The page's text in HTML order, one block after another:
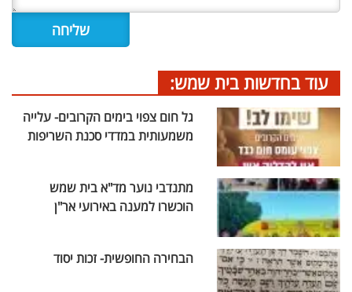
עוד בחדשות בית שמש:
גל חום צפוי בימים הקרובים- עלייה
משמעותית במדדי סכנת השריפות
מתנדבי נוער מד"א בית שמש
הוכשרו למענה באירועי אר"ן
הבחירה החופשית- זכות יסוד